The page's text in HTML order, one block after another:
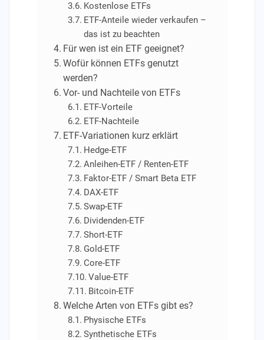
Kostenlose ETFs
ETF-Anteile wieder verkaufen –
das ist zu beachten
Für wen ist ein ETF geeignet?
Wofür können ETFs genutzt
werden?
Vor- und Nachteile von ETFs
ETF-Vorteile
ETF-Nachteile
ETF-Variationen kurz erklärt
Hedge-ETF
Anleihen-ETF / Renten-ETF
Faktor-ETF / Smart Beta ETF
DAX-ETF
Swap-ETF
Dividenden-ETF
Short-ETF
Gold-ETF
Core-ETF
Value-ETF
Bitcoin-ETF
Welche Arten von ETFs gibt es?
Physische ETFs
Synthetische ETFs